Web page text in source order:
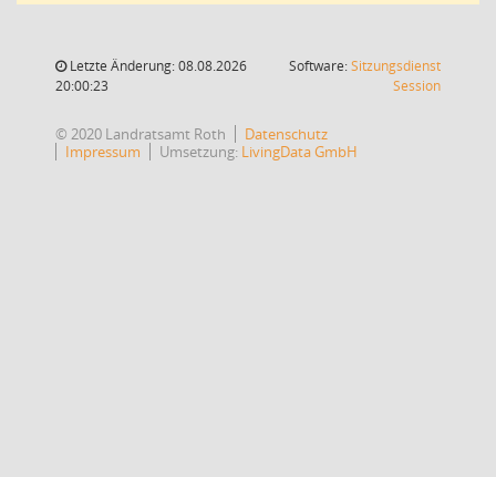
Letzte Änderung: 08.08.2026
20:00:23
Software:Sitzungsdienst
Session(Wird in
© 2020 Landratsamt Roth
Datenschutz
Impressum
Umsetzung: LivingData GmbH